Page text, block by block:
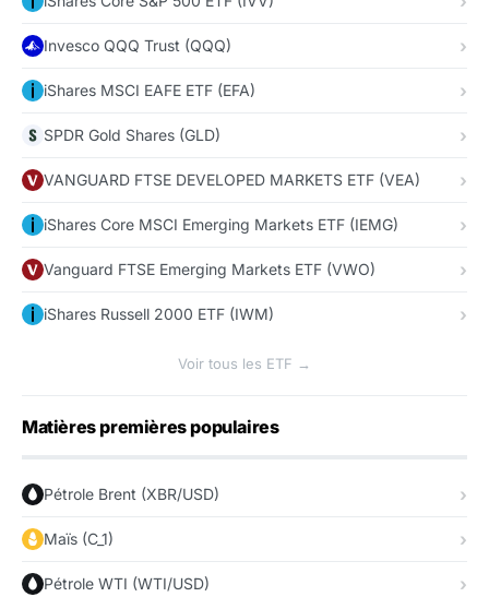
Invesco QQQ Trust (QQQ)
iShares MSCI EAFE ETF (EFA)
SPDR Gold Shares (GLD)
VANGUARD FTSE DEVELOPED MARKETS ETF (VEA)
iShares Core MSCI Emerging Markets ETF (IEMG)
Vanguard FTSE Emerging Markets ETF (VWO)
iShares Russell 2000 ETF (IWM)
Voir tous les ETF →
Matières premières populaires
Pétrole Brent (XBR/USD)
Maïs (C_1)
Pétrole WTI (WTI/USD)